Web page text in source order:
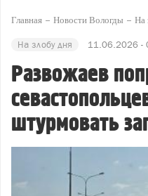
Главная Новости Вологды На
На злобу дня 11.06.2026 -
Развожаев
штурмовать